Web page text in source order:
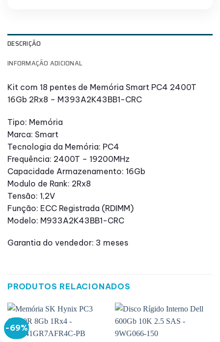
DESCRIÇÃO
INFORMAÇÃO ADICIONAL
Kit com 18 pentes de Memória Smart PC4 2400T
16Gb 2Rx8 – M393A2K43BB1-CRC
Tipo: Memória
Marca: Smart
Tecnologia da Memória: PC4
Frequência: 2400T – 19200MHz
Capacidade Armazenamento: 16Gb
Modulo de Rank: 2Rx8
Tensão: 1,2V
Função: ECC Registrada (RDIMM)
Modelo: M933A2K43BB1-CRC
Garantia do vendedor: 3 meses
PRODUTOS RELACIONADOS
-69%